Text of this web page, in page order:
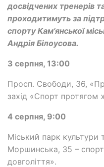
досвідчених тренерів
проходитимуть за
спорту Кам’янської
Андрія Білоусова.
3 серпня, 13:00
Просп. Свободи, 36,
захід «Спорт протягом
4 серпня, 9:00
Міський парк культури
Моршинська, 35 –
довголіття».